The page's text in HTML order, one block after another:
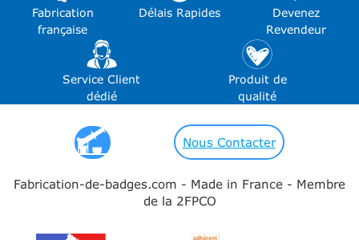
Fabrication
française
Délais Rapides
Devenez
Revendeur
Service Client
dédié
Produit de
qualité
Nous Contacter
Fabrication-de-badges.com - Made in France - Membre
de la 2FPCO